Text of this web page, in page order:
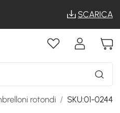
SCARICA
rotondi / SKU:01-0244